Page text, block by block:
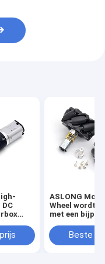
DC
12mm
ASLONG
Wheel wordt
met een
accessoire die
worden
Beste